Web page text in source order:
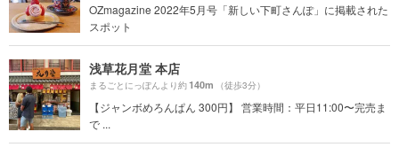
OZmagazine 2022年5月号「新しい下町さんぽ」に掲載された
スポット
浅草花月堂 本店
まるごとにっぽんより約140m （徒歩3分）
【ジャンボめろんぱん 300円】 営業時間：平日11:00〜完売ま
で ...